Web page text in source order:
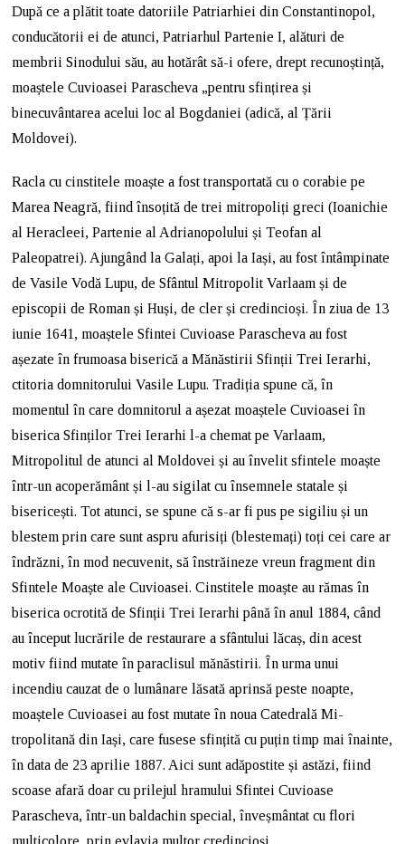
După ce a plătit toate datoriile Patriarhiei din Constantinopol,
conducătorii ei de atunci, Patriarhul Partenie I, alături de
membrii Sinodului său, au hotărât să-i ofere, drept recunoștință,
moaștele Cuvioasei Parascheva „pentru sfințirea și
binecuvântarea acelui loc al Bogdaniei (adică, al Țării
Moldovei).
Racla cu cinstitele moaște a fost transportată cu o corabie pe
Marea Neagră, fiind însoțită de trei mitropoliți greci (Ioanichie
al Heracleei, Partenie al Adrianopolului și Teofan al
Paleopatrei). Ajungând la Galați, apoi la Iași, au fost întâmpinate
de Vasile Vodă Lupu, de Sfântul Mitropolit Varlaam și de
episcopii de Roman și Huși, de cler și credincioși. În ziua de 13
iunie 1641, moaștele Sfintei Cuvioase Parascheva au fost
așezate în frumoasa biserică a Mănăstirii Sfinții Trei Ierarhi,
ctitoria domnitorului Vasile Lupu. Tradiția spune că, în
momentul în care domnitorul a așezat moaștele Cuvioasei în
biserica Sfinților Trei Ierarhi l-a chemat pe Varlaam,
Mitropolitul de atunci al Moldovei și au învelit sfintele moaște
într-un acoperământ și l-au sigilat cu însemnele statale și
bisericești. Tot atunci, se spune că s-ar fi pus pe sigiliu și un
blestem prin care sunt aspru afurisiți (blestemați) toți cei care ar
îndrăzni, în mod necuvenit, să înstrăineze vreun fragment din
Sfintele Moaște ale Cuvioasei. Cinstitele moaște au rămas în
biserica ocrotită de Sfinții Trei Ierarhi până în anul 1884, când
au început lucrările de restaurare a sfântului lăcaș, din acest
motiv fiind mutate în paraclisul mănăstirii. În urma unui
incendiu cauzat de o lumânare lăsată aprinsă peste noapte,
moaștele Cuvioasei au fost mutate în noua Catedrală Mi­
tropolitană din Iași, care fu­sese sfințită cu puțin timp mai îna­inte,
în data de 23 aprilie 1887. Aici sunt adăpostite și astăzi, fiind
scoase afară doar cu prilejul hramului Sfintei Cuvioase
Parascheva, într-un baldachin special, înveșmântat cu flori
multicolore, prin evlavia multor credincioși.